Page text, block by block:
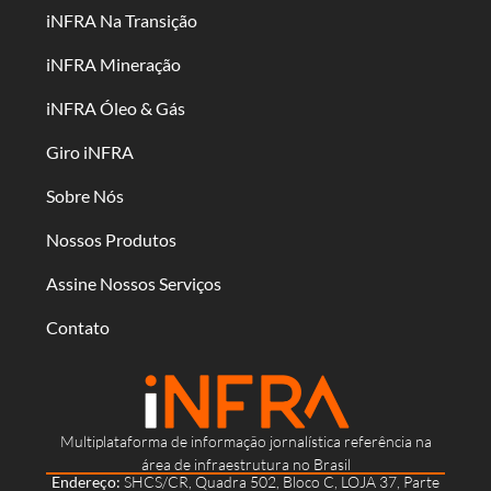
Multiplataforma de informação jornalística referência na
área de infraestrutura no Brasil
Endereço: SHCS/CR, Quadra 502, Bloco C, LOJA 37, Parte
iNFRA Na Transição
iNFRA Mineração
iNFRA Óleo & Gás
Giro iNFRA
Sobre Nós
Nossos Produtos
Assine Nossos Serviços
Contato